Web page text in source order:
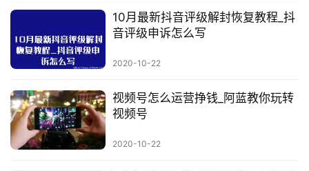
业
源
会
员
专
区
10月最新抖音评级解封恢复教程_抖
音评级申诉怎么写
2020-10-22
视频号怎么运营挣钱_阿蓝教你玩转
视频号
2020-10-22